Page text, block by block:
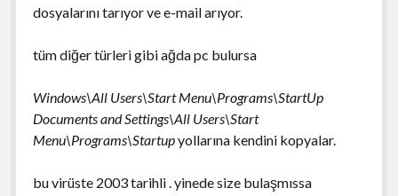
dosyalarını tarıyor ve e-mail arıyor.
tüm diğer türleri gibi ağda pc bulursa
Windows\All Users\Start Menu\Programs\StartUp
Documents and Settings\All Users\Start
Menu\Programs\Startupyollarına kendini kopyalar.
bu virüste 2003 tarihli . yinede size bulaşmıssa